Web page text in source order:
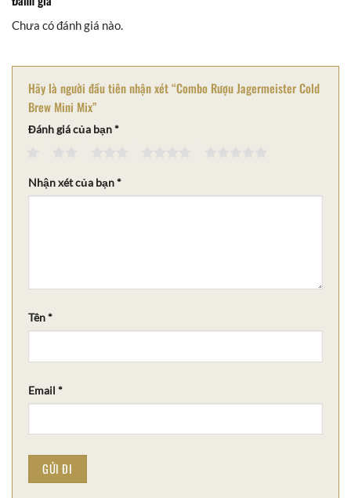
Chưa có đánh giá nào.
Hãy là người đầu tiên nhận xét “Combo Rượu Jagermeister Cold
Brew Mini Mix”
Đánh giá của bạn*
Nhận xét của bạn*
Tên*
Email *